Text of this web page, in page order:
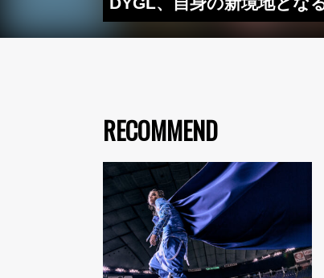
RECOMMEND